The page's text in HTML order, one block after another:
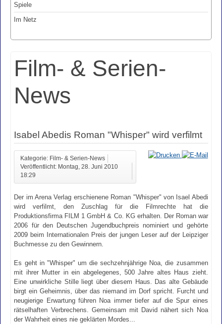
Spiele
Im Netz
Film- & Serien-
News
Isabel Abedis Roman "Whisper" wird verfilmt
Kategorie: Film- & Serien-News
Veröffentlicht: Montag, 28. Juni 2010
18:29
Der im Arena Verlag erschienene Roman "Whisper" von Isael Abedi
wird verfilmt, den Zuschlag für die Filmrechte hat die
Produktionsfirma FILM 1 GmbH & Co. KG erhalten. Der Roman war
2006 für den Deutschen Jugendbuchpreis nominiert und gehörte
2009 beim Internationalen Preis der jungen Leser auf der Leipziger
Buchmesse zu den Gewinnern.
Es geht in "Whisper" um die sechzehnjährige Noa, die zusammen
mit ihrer Mutter in ein abgelegenes, 500 Jahre altes Haus zieht.
Eine unwirkliche Stille liegt über diesem Haus. Das alte Gebäude
birgt ein Geheimnis, über das niemand im Dorf spricht. Furcht und
neugierige Erwartung führen Noa immer tiefer auf die Spur eines
rätselhaften Verbrechens. Gemeinsam mit David nähert sich Noa
der Wahrheit eines nie geklärten Mordes...